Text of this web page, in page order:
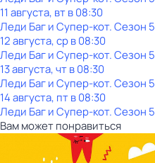
11 августа, вт в 08:30
Леди Баг и Супер-кот. Сезон 5
12 августа, ср в 08:30
Леди Баг и Супер-кот. Сезон 5
13 августа, чт в 08:30
Леди Баг и Супер-кот. Сезон 5
14 августа, пт в 08:30
Леди Баг и Супер-кот. Сезон 5
Вам может понравиться